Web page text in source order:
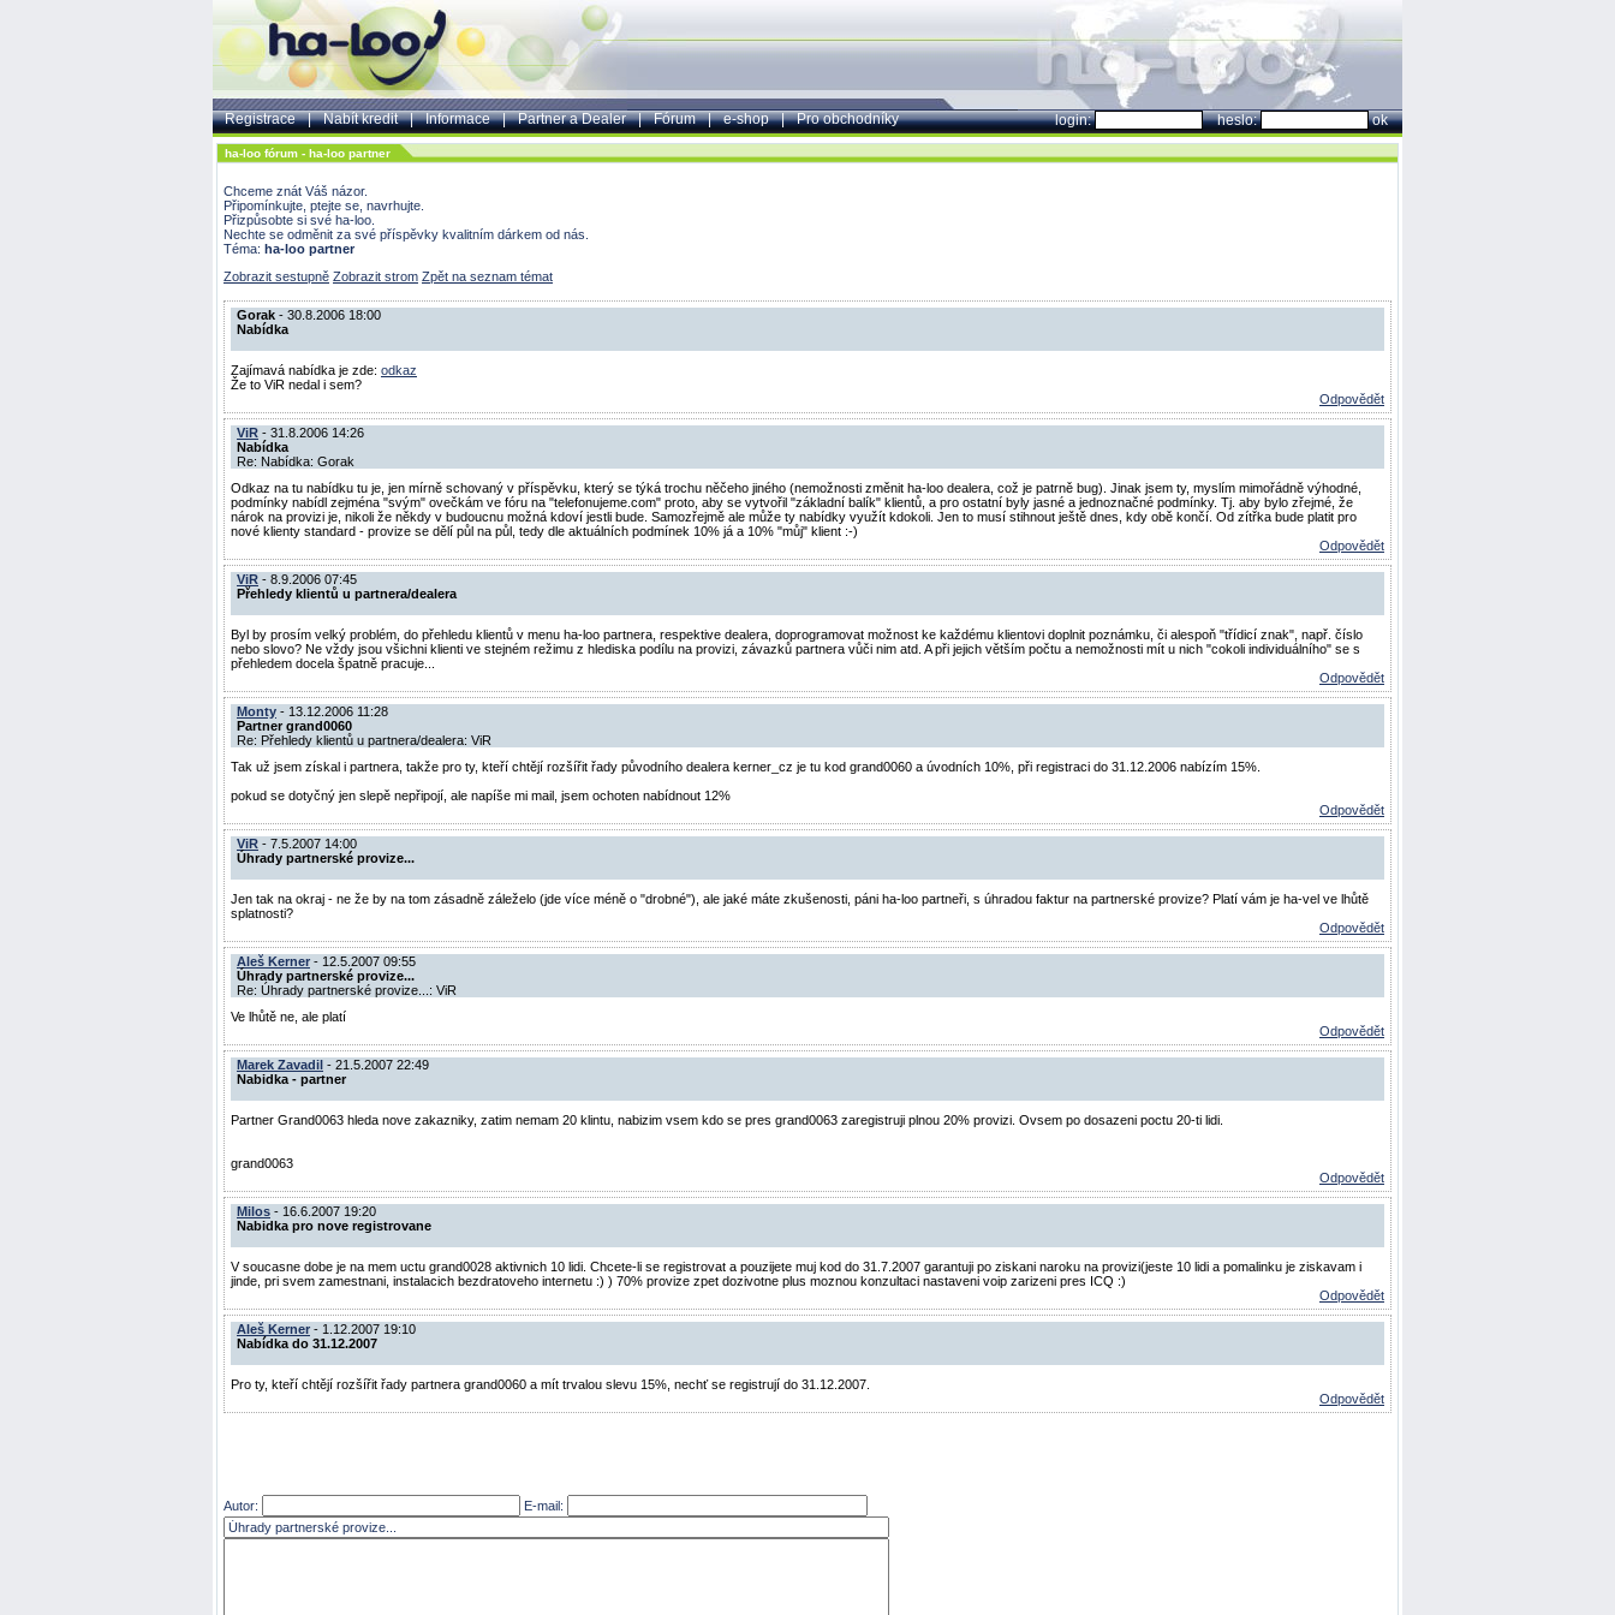
Registrace | Nabít kredit | Informace | Partner a Dealer | Fórum | e-shop | Pro obchodníky login: heslo: ok
ha-loo fórum - ha-loo partner
Chceme znát Váš názor.
Připomínkujte, ptejte se, navrhujte.
Přizpůsobte si své ha-loo.
Nechte se odměnit za své příspěvky kvalitním dárkem od nás.
Téma: ha-loo partner
Zobrazit sestupně Zobrazit strom Zpět na seznam témat
Gorak - 30.8.2006 18:00
Nabídka
Zajímavá nabídka je zde: odkaz
Že to ViR nedal i sem?
Odpovědět
ViR - 31.8.2006 14:26
Nabídka
Re: Nabídka: Gorak
Odkaz na tu nabídku tu je, jen mírně schovaný v příspěvku, který se týká trochu něčeho jiného (nemožnosti změnit ha-loo dealera, což je patrně bug). Jinak jsem ty, myslím mimořádně výhodné,
podmínky nabídl zejména "svým" ovečkám ve fóru na "telefonujeme.com" proto, aby se vytvořil "základní balík" klientů, a pro ostatní byly jasné a jednoznačné podmínky. Tj. aby bylo zřejmé, že
nárok na provizi je, nikoli že někdy v budoucnu možná kdoví jestli bude. Samozřejmě ale může ty nabídky využít kdokoli. Jen to musí stihnout ještě dnes, kdy obě končí. Od zítřka bude platit pro
nové klienty standard - provize se dělí půl na půl, tedy dle aktuálních podmínek 10% já a 10% "můj" klient :-)
Odpovědět
ViR - 8.9.2006 07:45
Přehledy klientů u partnera/dealera
Byl by prosím velký problém, do přehledu klientů v menu ha-loo partnera, respektive dealera, doprogramovat možnost ke každému klientovi doplnit poznámku, či alespoň "třídicí znak", např. číslo
nebo slovo? Ne vždy jsou všichni klienti ve stejném režimu z hlediska podílu na provizi, závazků partnera vůči nim atd. A při jejich větším počtu a nemožnosti mít u nich "cokoli individuálního" se s
přehledem docela špatně pracuje...
Odpovědět
Monty - 13.12.2006 11:28
Partner grand0060
Re: Přehledy klientů u partnera/dealera: ViR
Tak už jsem získal i partnera, takže pro ty, kteří chtějí rozšířit řady původního dealera kerner_cz je tu kod grand0060 a úvodních 10%, při registraci do 31.12.2006 nabízím 15%.
pokud se dotyčný jen slepě nepřipojí, ale napíše mi mail, jsem ochoten nabídnout 12%
Odpovědět
ViR - 7.5.2007 14:00
Úhrady partnerské provize...
Jen tak na okraj - ne že by na tom zásadně záleželo (jde více méně o "drobné"), ale jaké máte zkušenosti, páni ha-loo partneři, s úhradou faktur na partnerské provize? Platí vám je ha-vel ve lhůtě
splatnosti?
Odpovědět
Aleš Kerner - 12.5.2007 09:55
Úhrady partnerské provize...
Re: Úhrady partnerské provize...: ViR
Ve lhůtě ne, ale platí
Odpovědět
Marek Zavadil - 21.5.2007 22:49
Nabidka - partner
Partner Grand0063 hleda nove zakazniky, zatim nemam 20 klintu, nabizim vsem kdo se pres grand0063 zaregistruji plnou 20% provizi. Ovsem po dosazeni poctu 20-ti lidi.
grand0063
Odpovědět
Milos - 16.6.2007 19:20
Nabidka pro nove registrovane
V soucasne dobe je na mem uctu grand0028 aktivnich 10 lidi. Chcete-li se registrovat a pouzijete muj kod do 31.7.2007 garantuji po ziskani naroku na provizi(jeste 10 lidi a pomalinku je ziskavam i
jinde, pri svem zamestnani, instalacich bezdratoveho internetu :) ) 70% provize zpet dozivotne plus moznou konzultaci nastaveni voip zarizeni pres ICQ :)
Odpovědět
Aleš Kerner - 1.12.2007 19:10
Nabídka do 31.12.2007
Pro ty, kteří chtějí rozšířit řady partnera grand0060 a mít trvalou slevu 15%, nechť se registrují do 31.12.2007.
Odpovědět
Autor: E-mail: